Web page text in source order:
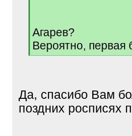
Агарев?
Вероятно, первая
[
Да, спасибо Вам
поздних росписях